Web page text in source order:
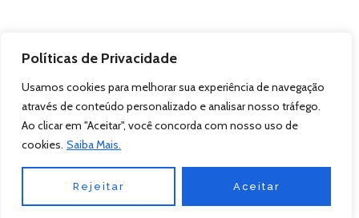
Políticas de Privacidade
Usamos cookies para melhorar sua experiência de navegação
através de conteúdo personalizado e analisar nosso tráfego.
Ao clicar em "Aceitar", você concorda com nosso uso de
cookies. Saiba Mais.
Rejeitar Aceitar